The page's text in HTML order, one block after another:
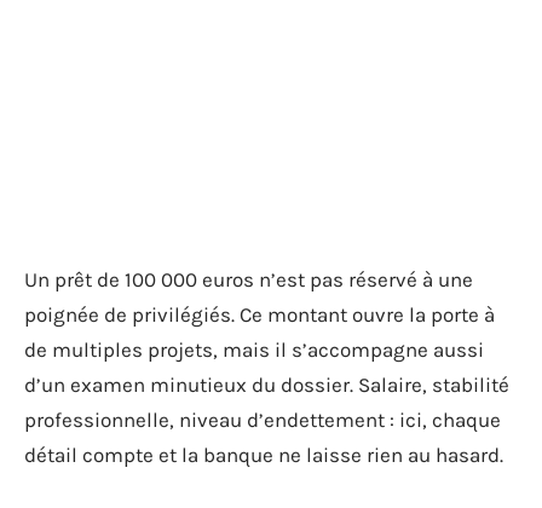
Un prêt de 100 000 euros n’est pas réservé à une
poignée de privilégiés. Ce montant ouvre la porte à
de multiples projets, mais il s’accompagne aussi
d’un examen minutieux du dossier. Salaire, stabilité
professionnelle, niveau d’endettement : ici, chaque
détail compte et la banque ne laisse rien au hasard.